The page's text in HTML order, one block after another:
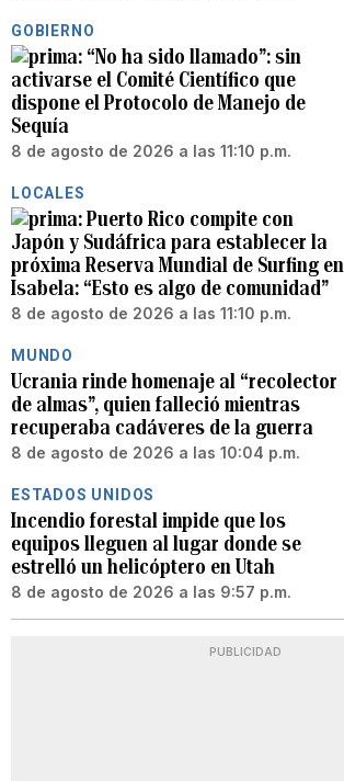
GOBIERNO
“No ha sido llamado”: sin
activarse el Comité Científico que
dispone el Protocolo de Manejo de
Sequía
8 de agosto de 2026 a las 11:10 p.m.
LOCALES
Puerto Rico compite con
Japón y Sudáfrica para establecer la
próxima Reserva Mundial de Surfing en
Isabela: “Esto es algo de comunidad”
8 de agosto de 2026 a las 11:10 p.m.
MUNDO
Ucrania rinde homenaje al “recolector
de almas”, quien falleció mientras
recuperaba cadáveres de la guerra
8 de agosto de 2026 a las 10:04 p.m.
ESTADOS UNIDOS
Incendio forestal impide que los
equipos lleguen al lugar donde se
estrelló un helicóptero en Utah
8 de agosto de 2026 a las 9:57 p.m.
PUBLICIDAD